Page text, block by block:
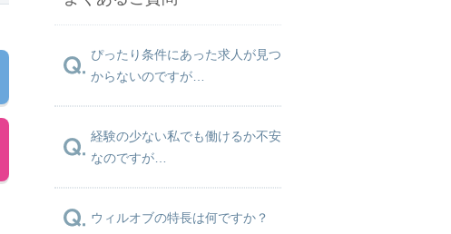
ぴったり条件にあった求人が見つ
からないのですが…
経験の少ない私でも働けるか不安
なのですが…
ウィルオブの特長は何ですか？